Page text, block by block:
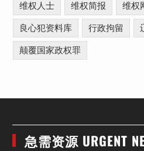
维权人士 维权简报 维权
良心犯资料库 行政拘留
颠覆国家政权罪
急需资源 URGENT